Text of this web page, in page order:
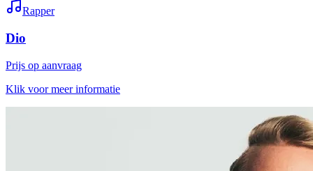
Rapper
Dio
Prijs op aanvraag
Klik voor meer informatie